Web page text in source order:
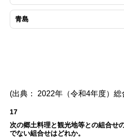
青島
(出典： 2022年（令和4年度）総
17
次の郷土料理と観光地等との組合せ
でない組合せはどれか。